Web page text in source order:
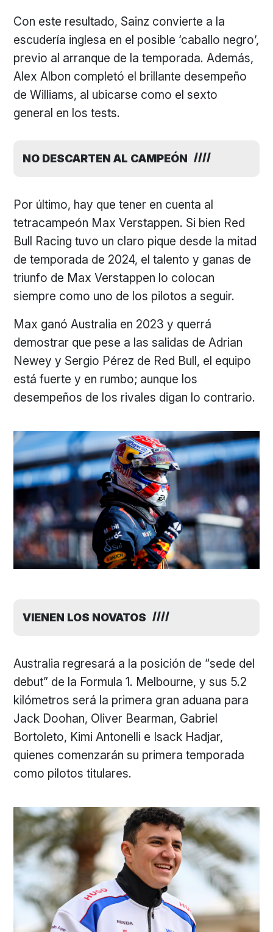
Con este resultado, Sainz convierte a la
escudería inglesa en el posible ‘caballo negro’,
previo al arranque de la temporada. Además,
Alex Albon completó el brillante desempeño
de Williams, al ubicarse como el sexto
general en los tests.
NO DESCARTEN AL CAMPEÓN
Por último, hay que tener en cuenta al
tetracampeón Max Verstappen. Si bien Red
Bull Racing tuvo un claro pique desde la mitad
de temporada de 2024, el talento y ganas de
triunfo de Max Verstappen lo colocan
siempre como uno de los pilotos a seguir.
Max ganó Australia en 2023 y querrá
demostrar que pese a las salidas de Adrian
Newey y Sergio Pérez de Red Bull, el equipo
está fuerte y en rumbo; aunque los
desempeños de los rivales digan lo contrario.
VIENEN LOS NOVATOS
Australia regresará a la posición de “sede del
debut” de la Formula 1. Melbourne, y sus 5.2
kilómetros será la primera gran aduana para
Jack Doohan, Oliver Bearman, Gabriel
Bortoleto, Kimi Antonelli e Isack Hadjar,
quienes comenzarán su primera temporada
como pilotos titulares.